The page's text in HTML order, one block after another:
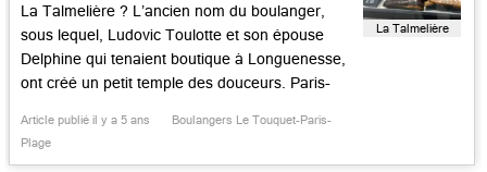
La Talmelière ? L’ancien nom du boulanger,
sous lequel, Ludovic Toulotte et son épouse
Delphine qui tenaient boutique à Longuenesse,
ont créé un petit temple des douceurs. Paris-
au spéculos, nougat, caramel au beurre salé,
tarte aux framboises, mais aussi pains variés et
Article publié il y a 5 ans
Boulangers Le Touquet-Paris-
Plage
La Talmelière